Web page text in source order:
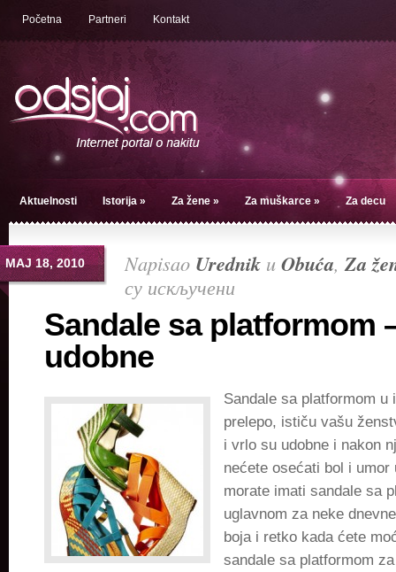
Početna Partneri Kontakt
Aktuelnosti Istorija » Za žene » Za muškarce » Za decu
МАЈ 18, 2010 Napisao Urednik u Obuća,Za
су искључени
sa
lepe
udobne
Sandale sa platformom
udobne
Sandale sa platformom u
prelepo, ističu vašu
i vrlo su udobne i nakon
nećete osećati bol i umor
morate imati sandale sa
uglavnom za neke
boja i retko kada ćete
sandale sa platformom